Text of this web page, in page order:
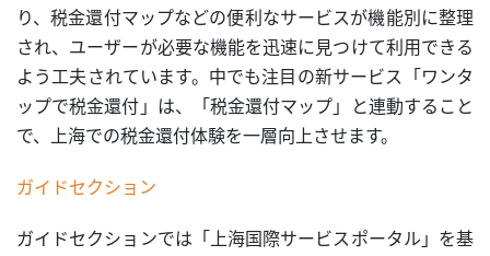
り、税金還付マップなどの便利なサービスが機能別に整理
され、ユーザーが必要な機能を迅速に見つけて利用できる
よう工夫されています。中でも注目の新サービス「ワンタ
ップで税金還付」は、「税金還付マップ」と連動すること
で、上海での税金還付体験を一層向上させます。
ガイドセクション
ガイドセクションでは「上海国際サービスポータル」を基